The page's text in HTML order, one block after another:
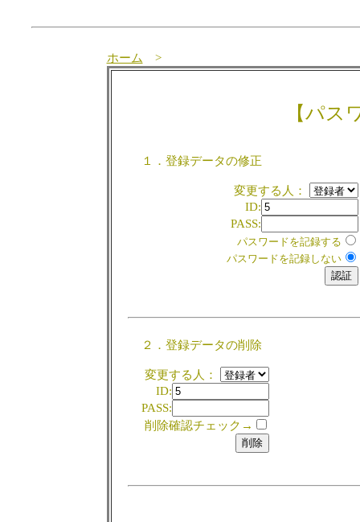
ホーム >
【パス
１．登録データの修正
変更する人：
ID:
PASS:
パスワードを記録する
パスワードを記録しない
２．登録データの削除
変更する人：
ID:
PASS:
削除確認チェック→